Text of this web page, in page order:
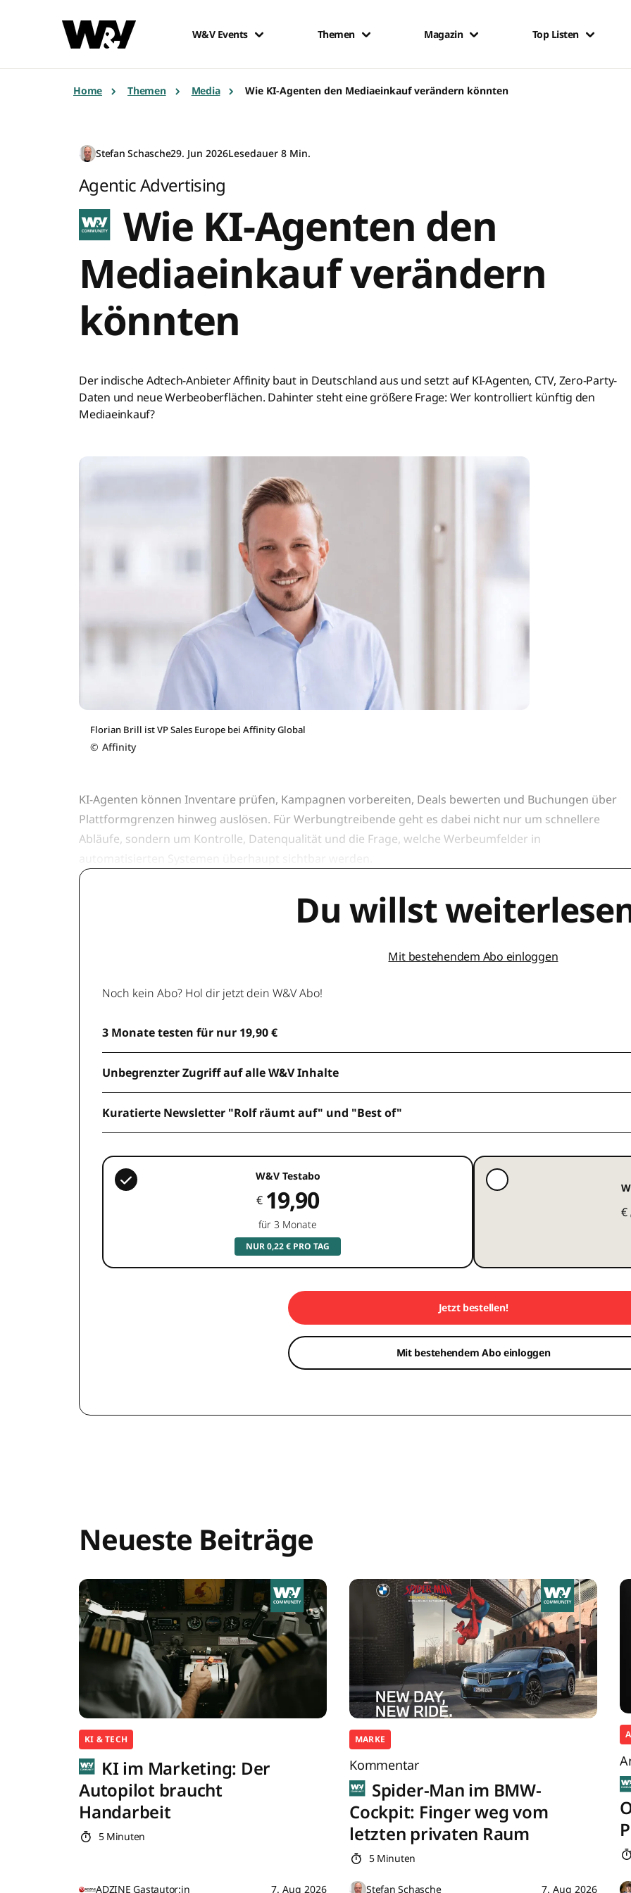
W&V Events Themen Magazin Top Listen
Home Themen Media Wie KI-Agenten den Mediaeinkauf verändern könnten
Stefan Schasche29. Jun 2026Lesedauer 8 Min.
Agentic Advertising
Wie KI-Agenten den
Mediaeinkauf verändern
könnten
Der indische Adtech-Anbieter Affinity baut in Deutschland aus und setzt auf KI-Agenten, CTV, Zero-Party-
Daten und neue Werbeoberflächen. Dahinter steht eine größere Frage: Wer kontrolliert künftig den
Mediaeinkauf?
Florian Brill ist VP Sales Europe bei Affinity Global
© Affinity
KI-Agenten können Inventare prüfen, Kampagnen vorbereiten, Deals bewerten und Buchungen über
Plattformgrenzen hinweg auslösen. Für Werbungtreibende geht es dabei nicht nur um schnellere
Abläufe, sondern um Kontrolle, Datenqualität und die Frage, welche Werbeumfelder in
Du willst
Mit bestehendem Abo einloggen
Noch kein Abo? Hol dir jetzt dein W&V Abo!
3 Monate testen für nur 19,90 €
Unbegrenzter Zugriff auf alle W&V Inhalte
Kuratierte Newsletter "Rolf räumt auf" und "Best of"
W&V Testabo
€ 19,90
für 3 Monate
NUR 0,22 € PRO TAG
€
Jetzt bestellen!
Mit bestehendem Abo einloggen
Neueste Beiträge
KI & TECH
KI im Marketing: Der
Autopilot braucht
Handarbeit
5 Minuten
ADZINE Gastautor:in 7. Aug 2026
MARKE
Kommentar
Spider-Man im BMW-
Cockpit: Finger weg vom
letzten privaten Raum
5 Minuten
Stefan Schasche 7. Aug 2026